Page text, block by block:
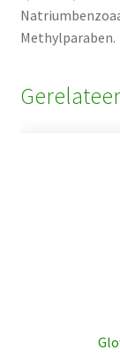
Methylparaben.